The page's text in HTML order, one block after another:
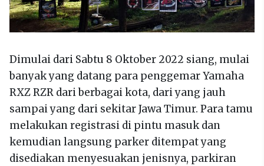
Dimulai dari Sabtu 8 Oktober 2022 siang, mulai
banyak yang datang para penggemar Yamaha
RXZ RZR dari berbagai kota, dari yang jauh
sampai yang dari sekitar Jawa Timur. Para tamu
melakukan registrasi di pintu masuk dan
kemudian langsung parker ditempat yang
disediakan menyesuakan jenisnya, parkiran